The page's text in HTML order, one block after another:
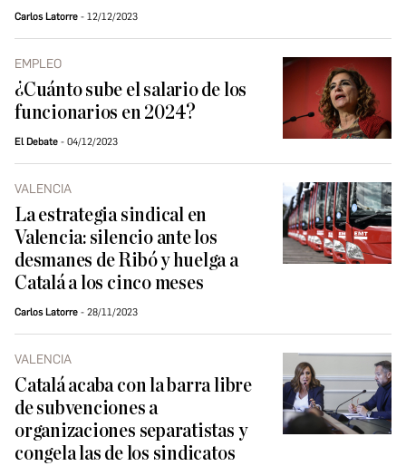
Carlos Latorre 12/12/2023
EMPLEO
¿Cuánto sube el salario de los
funcionarios en 2024?
El Debate 04/12/2023
VALENCIA
La estrategia sindical en
Valencia: silencio ante los
desmanes de Ribó y huelga a
Catalá a los cinco meses
Carlos Latorre 28/11/2023
VALENCIA
Catalá acaba con la barra libre
de subvenciones a
organizaciones separatistas y
congela las de los sindicatos